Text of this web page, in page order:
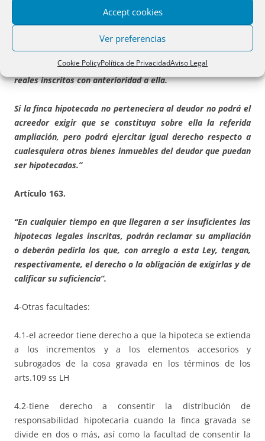
Accept cookies
Ver preferencias
Cookie PolicyPolítica de PrivacidadAviso Legal
no estuvieren garantizados conforme al
acreedor podrá exigir del deudor ampliación de la hipoteca
sobre los mismos bienes hipotecados.
Esta ampliación no perjudicará en ningún caso los derechos
reales inscritos con anterioridad a ella.
Si la finca hipotecada no perteneciera al deudor no podrá el
acreedor exigir que se constituya sobre ella la referida
ampliación, pero podrá ejercitar igual derecho respecto a
cualesquiera otros bienes inmuebles del deudor que puedan
ser hipotecados.”
Artículo 163.
“En cualquier tiempo en que llegaren a ser insuficientes las
hipotecas legales inscritas, podrán reclamar su ampliación
o deberán pedirla los que, con arreglo a esta Ley, tengan,
respectivamente, el derecho o la obligación de exigirlas y de
calificar su suficiencia”.
4-Otras facultades:
4.1-el acreedor tiene derecho a que la hipoteca se extienda
a los incrementos y a los elementos accesorios y
subrogados de la cosa gravada en los términos de los
arts.109 ss LH
4.2-tiene derecho a consentir la distribución de
responsabilidad hipotecaria cuando la finca gravada se
divide en dos o más, así como la facultad de consentir la